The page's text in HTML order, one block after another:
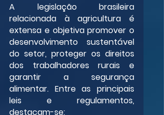
A legislação brasileira
relacionada à agricultura é
extensa e objetiva promover o
desenvolvimento sustentável
do setor, proteger os direitos
dos trabalhadores rurais e
garantir a segurança
alimentar. Entre as principais
leis e regulamentos,
destacam-se: